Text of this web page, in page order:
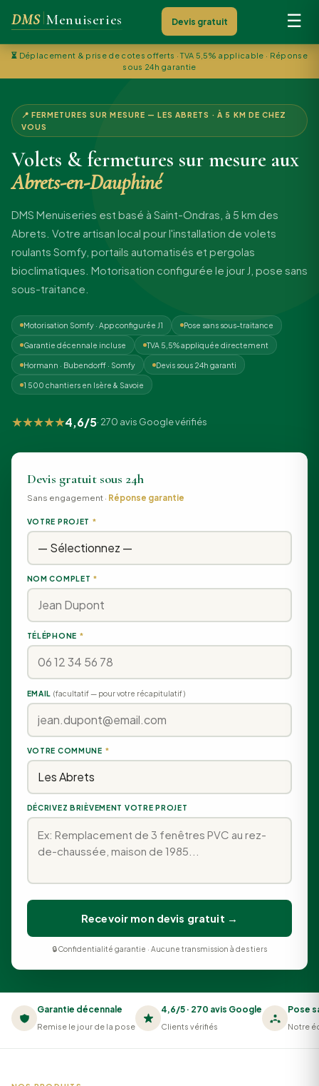
DMS Menuiseries Devis gratuit ☰
⏳ Déplacement & prise de cotes offerts · TVA 5,5% applicable · Réponse
sous 24h garantie
📍 FERMETURES SUR MESURE — LES ABRETS · À 5 KM DE CHEZ
VOUS
Volets & fermetures sur mesure aux
Abrets-en-Dauphiné
DMS Menuiseries est basé à Saint-Ondras, à 5 km des
Abrets. Votre artisan local pour l'installation de volets
roulants Somfy, portails automatisés et pergolas
bioclimatiques. Motorisation configurée le jour J, pose sans
sous-traitance.
Motorisation Somfy · App configurée J1 Pose sans sous-traitance
Garantie décennale incluse TVA 5,5% appliquée directement
Hormann · Bubendorff · Somfy Devis sous 24h garanti
1 500 chantiers en Isère & Savoie
★★★★★4,6/5· 270 avis Google vérifiés
Devis gratuit sous 24h
Sans engagement · Réponse garantie
VOTRE PROJET *
NOM COMPLET *
TÉLÉPHONE *
EMAIL (facultatif — pour votre récapitulatif)
VOTRE COMMUNE *
DÉCRIVEZ BRIÈVEMENT VOTRE PROJET
Recevoir mon devis gratuit →
🔒 Confidentialité garantie · Aucune transmission à des tiers
Garantie décennale
Remise le jour de la pose
4,6/5 · 270 avis Google
Clients vérifiés
Pose
Notre